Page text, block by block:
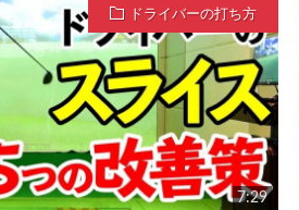
ドライバーの打ち方
7:29